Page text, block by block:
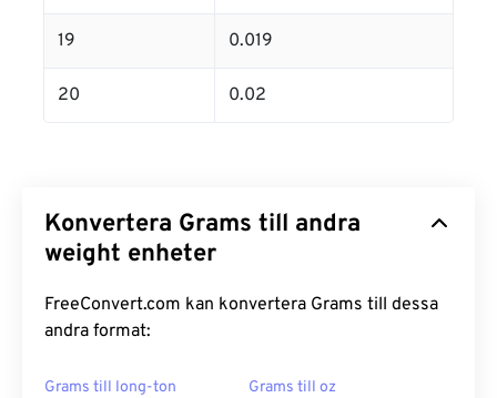
19 0.019
20 0.02
Konvertera Grams till andra
weight enheter
FreeConvert.com kan konvertera Grams till dessa
andra format:
Grams till long-ton Grams till oz